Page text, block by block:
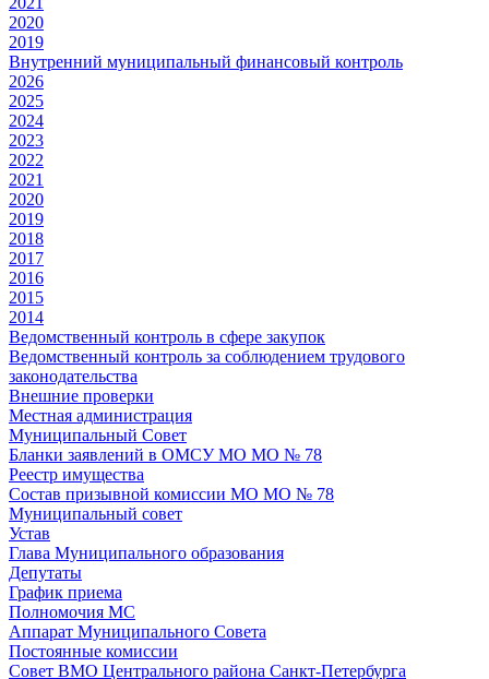
2020
2019
Внутренний муниципальный финансовый контроль
2026
2025
2024
2023
2022
2021
2020
2019
2018
2017
2016
2015
2014
Ведомственный контроль в сфере закупок
Ведомственный контроль за соблюдением трудового
законодательства
Внешние проверки
Местная администрация
Муниципальный Совет
Бланки заявлений в ОМСУ МО МО № 78
Реестр имущества
Состав призывной комиссии МО МО № 78
Муниципальный совет
Устав
Глава Муниципального образования
Депутаты
График приема
Полномочия МС
Аппарат Муниципального Совета
Постоянные комиссии
Совет ВМО Центрального района Санкт-Петербурга